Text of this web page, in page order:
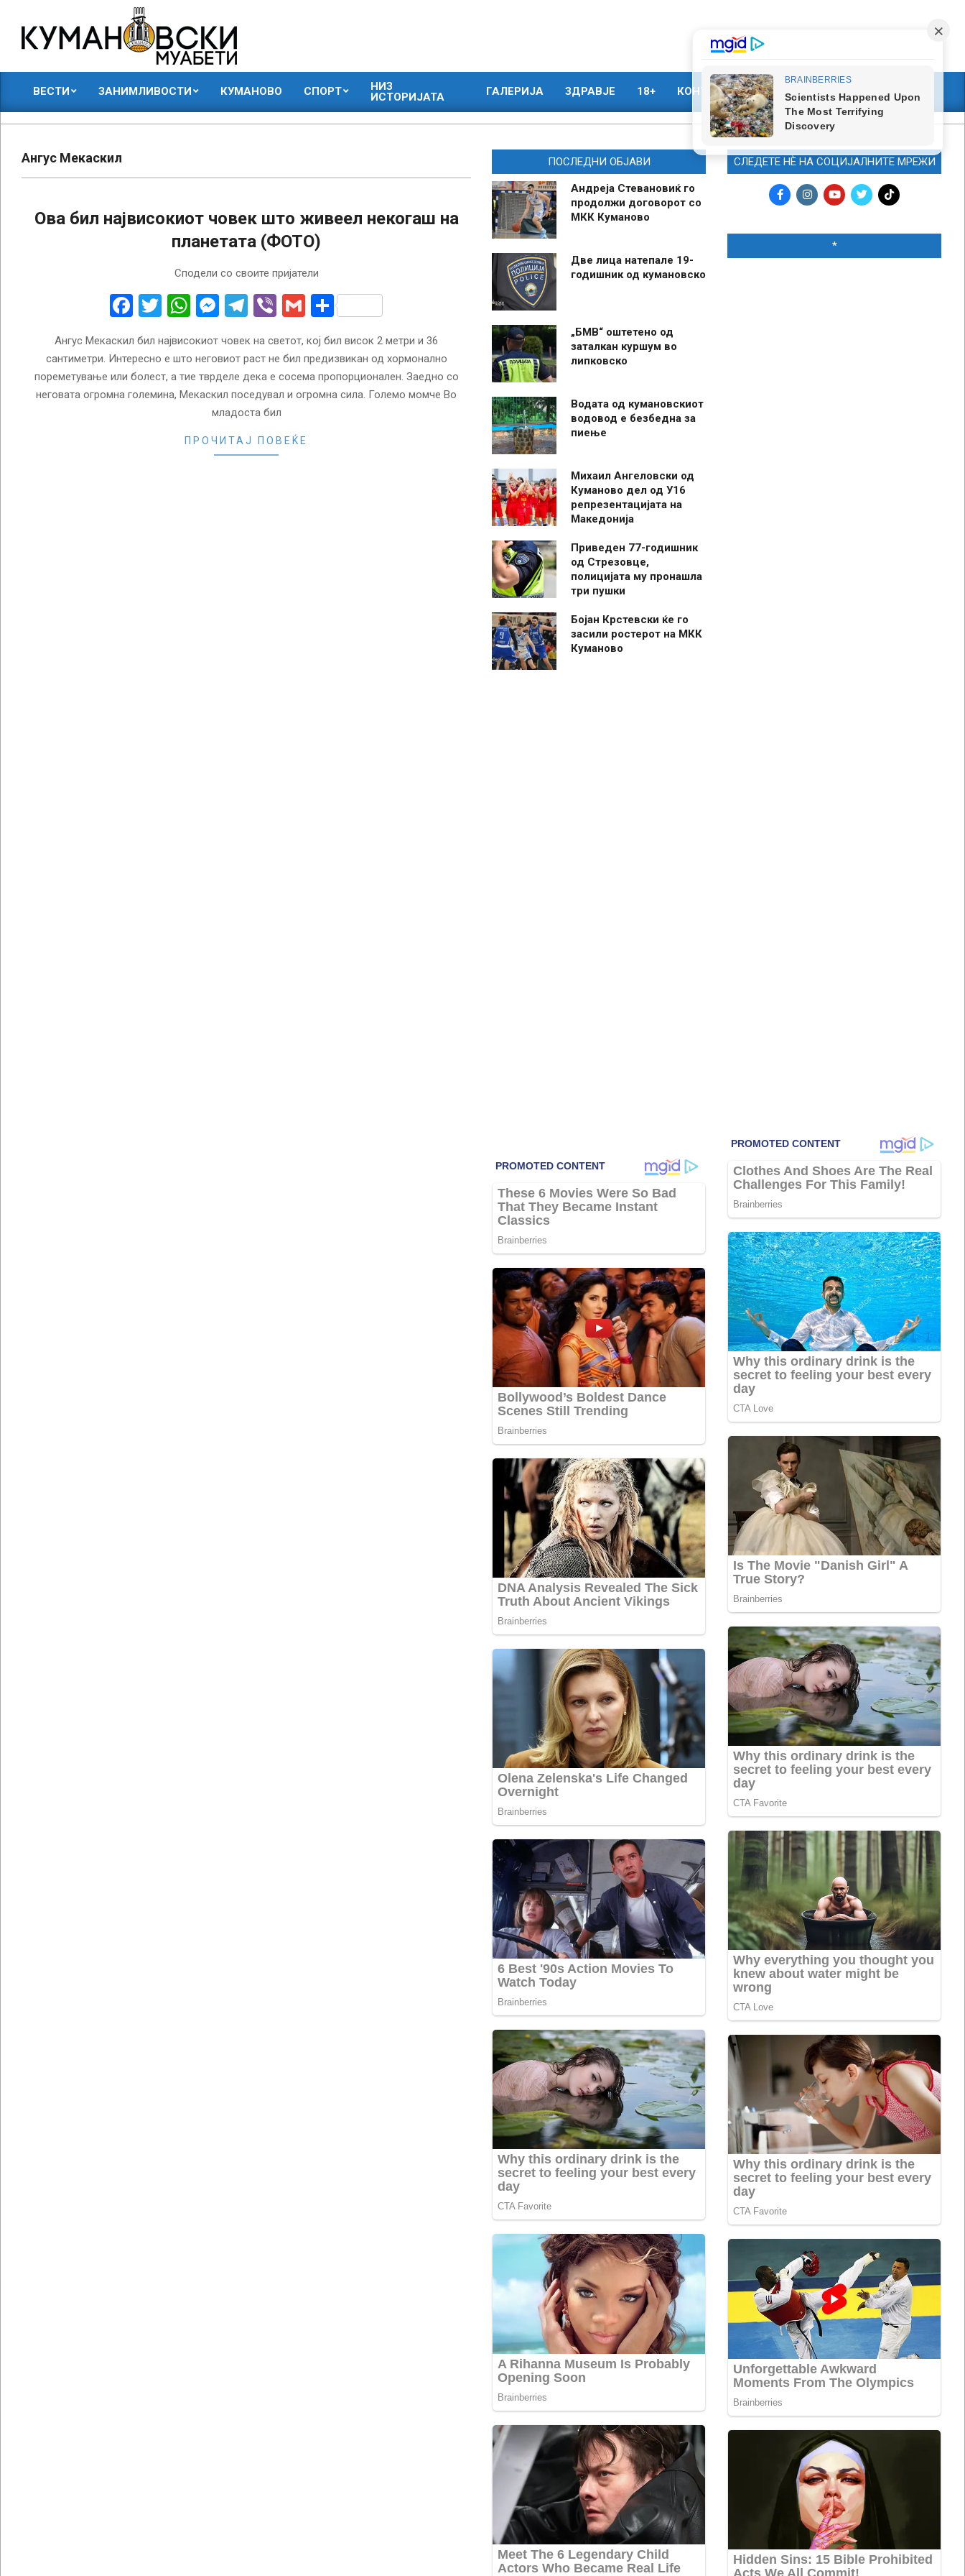
content
КУМАНОВСКИ
МУАБЕТИ
ВЕСТИ ЗАНИМЛИВОСТИ КУМАНОВО СПОРТ
НИЗ
ИСТОРИЈАТА
ГАЛЕРИЈА ЗДРАВЈЕ 18+ КОНТАКТ МАРКЕТИНГ
Ангус Мекаскил
Ова бил највисокиот човек што живеел некогаш на
планетата (ФОТО)
Сподели со своите пријатели
Facebook
Twitter
WhatsApp
Messenger
Telegram
ViberGmailShare
Ангус Мекаскил бил највисокиот човек на светот, кој бил висок 2 метри и 36
сантиметри. Интересно е што неговиот раст не бил предизвикан од хормонално
пореметување или болест, а тие тврделе дека е сосема пропорционален. Заедно со
неговата огромна големина, Мекаскил поседувал и огромна сила. Големо момче Во
младоста бил
ПРОЧИТАЈ ПОВЕЌЕ
ПОСЛЕДНИ ОБЈАВИ
Андреја Стевановиќ го
продолжи договорот со
МКК Куманово
Две лица натепале 19-
годишник од кумановско
„БМВ“ оштетено од
заталкан куршум во
липковско
Водата од кумановскиот
водовод е безбедна за
пиење
Михаил Ангеловски од
Куманово дел од У16
репрезентацијата на
Македонија
Приведен 77-годишник
од Стрезовце,
полицијата му пронашла
три пушки
Бојан Крстевски ќе го
засили ростерот на МКК
Куманово
СЛЕДЕТЕ НЀ НА СОЦИЈАЛНИТЕ МРЕЖИ
*